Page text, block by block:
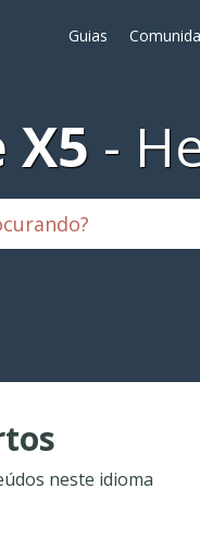
Guias
X5
neste idioma